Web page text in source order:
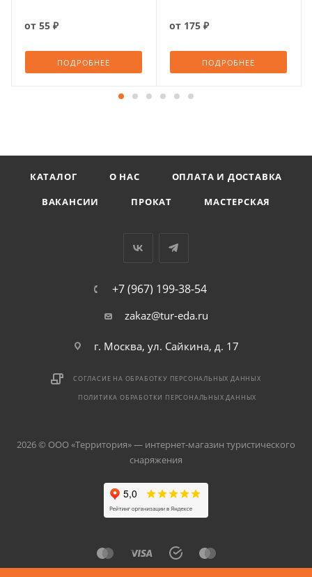
от 55 ₽
ПОДРОБНЕЕ
от 175 ₽
ПОДРОБНЕЕ
КАТАЛОГ О НАС
ОПЛАТА И ДОСТАВКА
ВАКАНСИИ
ПРОКАТ МАСТЕРСКАЯ
+7 (967) 199-38-54
zakaz@tur-eda.ru
г. Москва, ул. Сайкина, д. 17
СОГЛАСИЕ НА ОБРАБОТКУ ПЕРСОНАЛЬНЫХ ДАННЫХ
ПОЛИТИКА ОБРАБОТКИ ПЕРСОНАЛЬНЫХ ДАННЫХ
2026 © ООО «Территория» — интернет-магазин туристического
снаряжения